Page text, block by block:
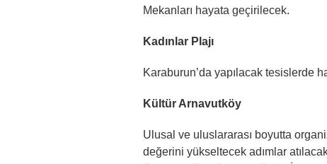
Mekanları hayata geçirilecek.
Kadınlar Plajı
Karaburun’da yapılacak tesislerde
Kültür Arnavutköy
Ulusal ve uluslararası boyutta
değerini yükseltecek adımlar